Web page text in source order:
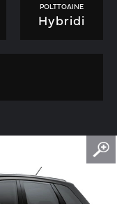
POLTTOAINE
Hybridi